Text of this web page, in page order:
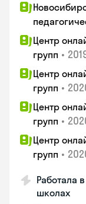
Центр
групп •
Центр
групп •
Центр
групп •
Центр
групп •
Работала
школах